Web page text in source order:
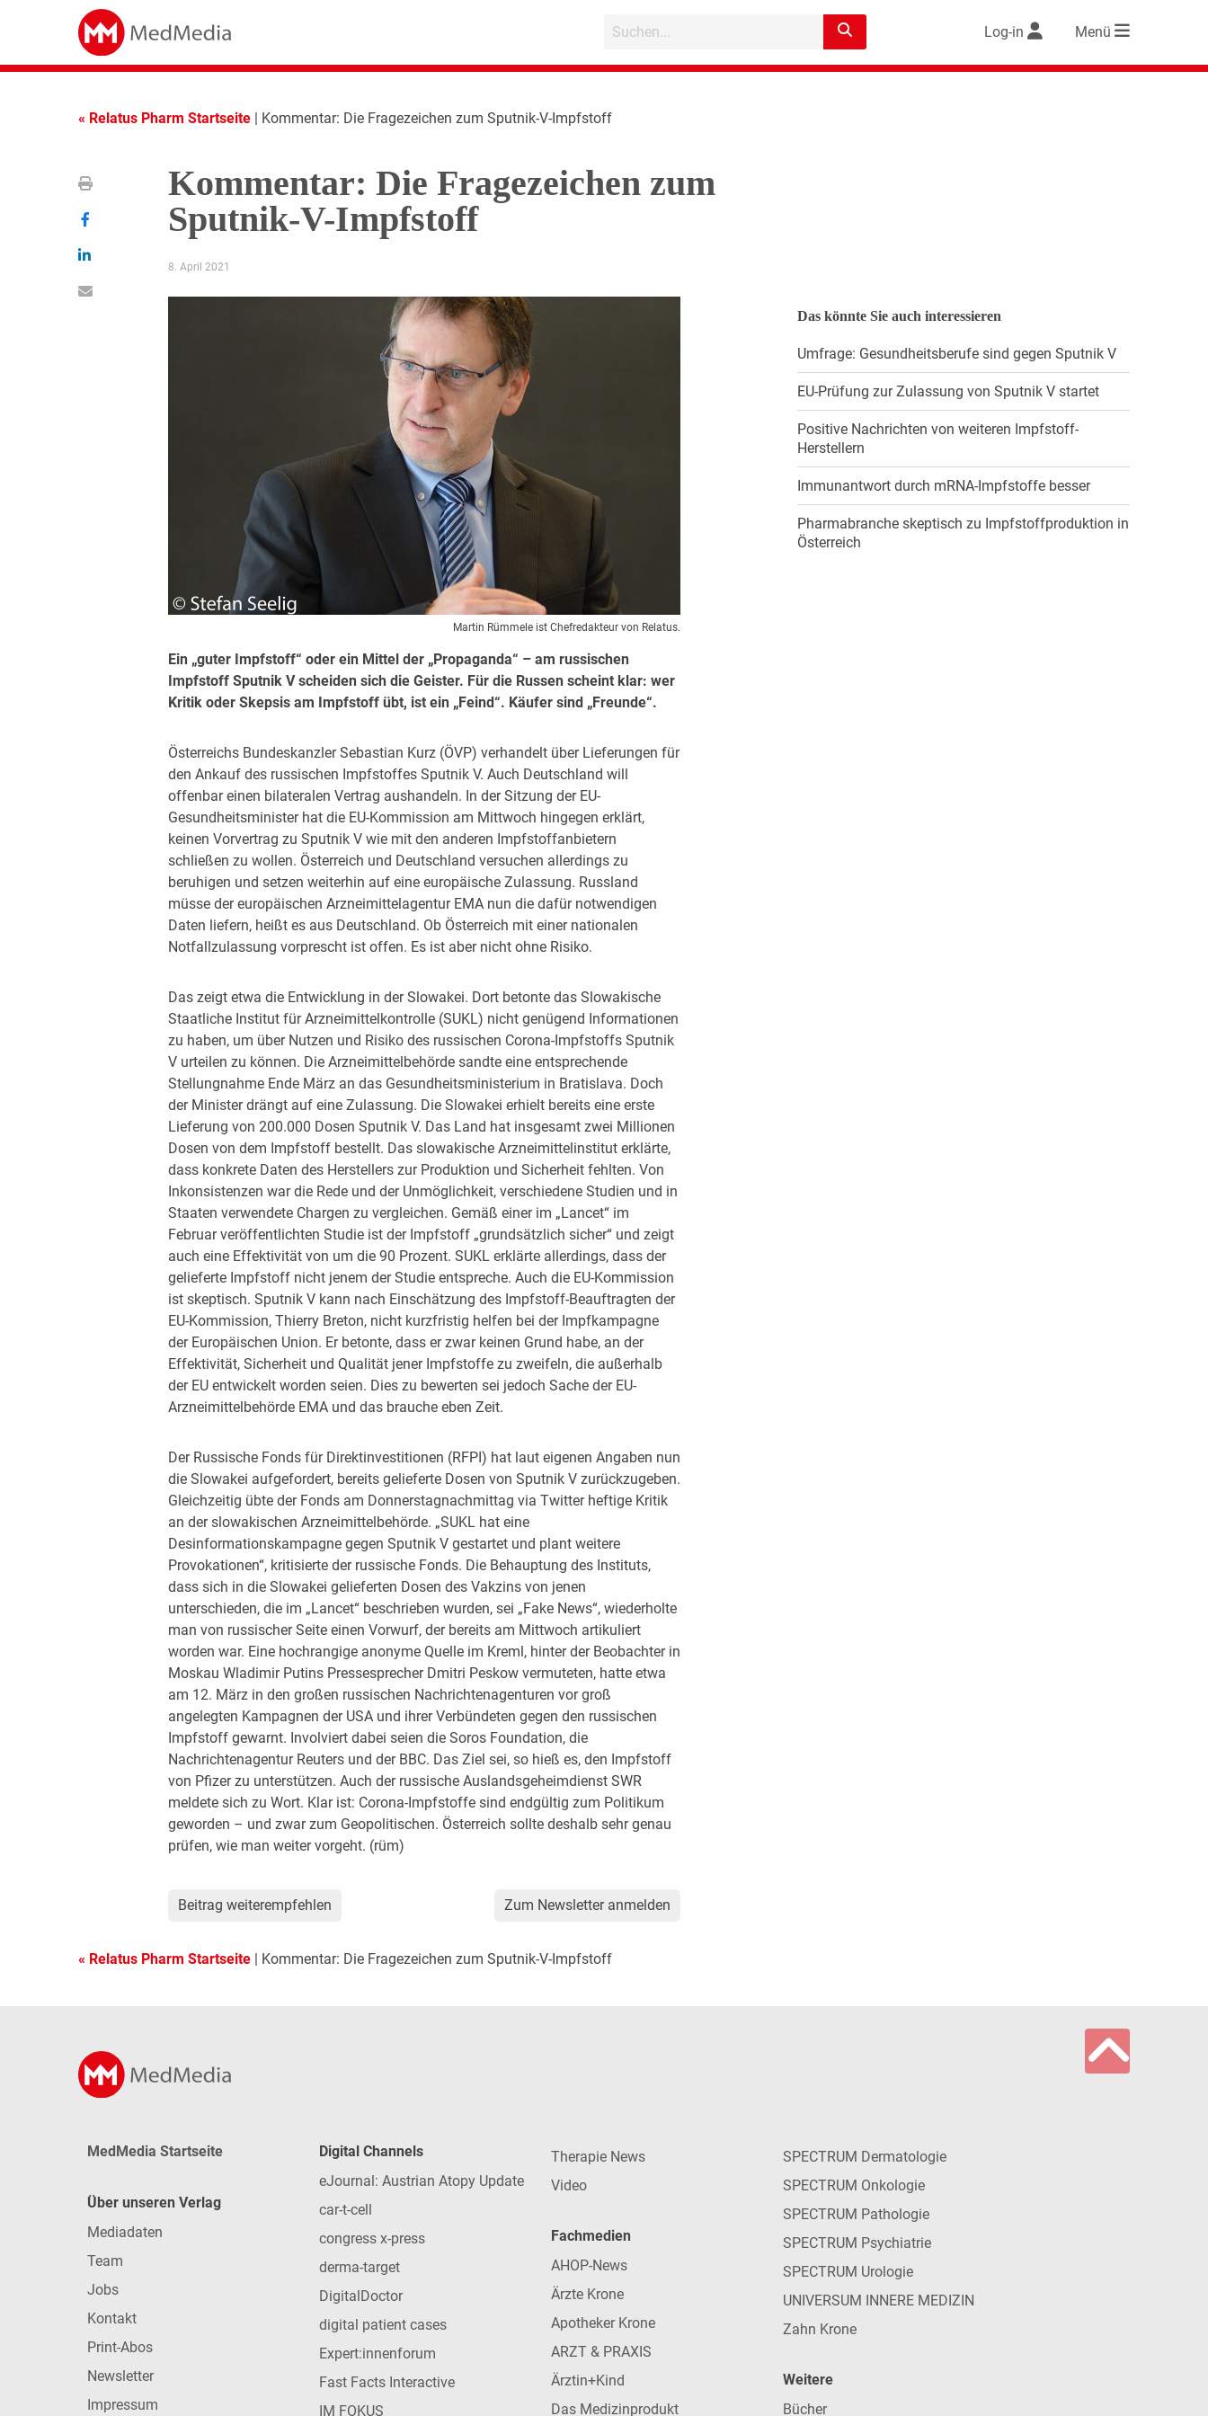
Log-in Menü
« Relatus Pharm Startseite | Kommentar: Die Fragezeichen zum Sputnik-V-Impfstoff
Kommentar: Die Fragezeichen zum
Sputnik-V-Impfstoff
8. April 2021
Martin Rümmele ist Chefredakteur von Relatus.
Ein „guter Impfstoff“ oder ein Mittel der „Propaganda“ – am russischen
Impfstoff Sputnik V scheiden sich die Geister. Für die Russen scheint klar: wer
Kritik oder Skepsis am Impfstoff übt, ist ein „Feind“. Käufer sind „Freunde“.
Österreichs Bundeskanzler Sebastian Kurz (ÖVP) verhandelt über Lieferungen für
den Ankauf des russischen Impfstoffes Sputnik V. Auch Deutschland will
offenbar einen bilateralen Vertrag aushandeln. In der Sitzung der EU-
Gesundheitsminister hat die EU-Kommission am Mittwoch hingegen erklärt,
keinen Vorvertrag zu Sputnik V wie mit den anderen Impfstoffanbietern
schließen zu wollen. Österreich und Deutschland versuchen allerdings zu
beruhigen und setzen weiterhin auf eine europäische Zulassung. Russland
müsse der europäischen Arzneimittelagentur EMA nun die dafür notwendigen
Daten liefern, heißt es aus Deutschland. Ob Österreich mit einer nationalen
Notfallzulassung vorprescht ist offen. Es ist aber nicht ohne Risiko.
Das zeigt etwa die Entwicklung in der Slowakei. Dort betonte das Slowakische
Staatliche Institut für Arzneimittelkontrolle (SUKL) nicht genügend Informationen
zu haben, um über Nutzen und Risiko des russischen Corona-Impfstoffs Sputnik
V urteilen zu können. Die Arzneimittelbehörde sandte eine entsprechende
Stellungnahme Ende März an das Gesundheitsministerium in Bratislava. Doch
der Minister drängt auf eine Zulassung. Die Slowakei erhielt bereits eine erste
Lieferung von 200.000 Dosen Sputnik V. Das Land hat insgesamt zwei Millionen
Dosen von dem Impfstoff bestellt. Das slowakische Arzneimittelinstitut erklärte,
dass konkrete Daten des Herstellers zur Produktion und Sicherheit fehlten. Von
Inkonsistenzen war die Rede und der Unmöglichkeit, verschiedene Studien und in
Staaten verwendete Chargen zu vergleichen. Gemäß einer im „Lancet“ im
Februar veröffentlichten Studie ist der Impfstoff „grundsätzlich sicher“ und zeigt
auch eine Effektivität von um die 90 Prozent. SUKL erklärte allerdings, dass der
gelieferte Impfstoff nicht jenem der Studie entspreche. Auch die EU-Kommission
ist skeptisch. Sputnik V kann nach Einschätzung des Impfstoff-Beauftragten der
EU-Kommission, Thierry Breton, nicht kurzfristig helfen bei der Impfkampagne
der Europäischen Union. Er betonte, dass er zwar keinen Grund habe, an der
Effektivität, Sicherheit und Qualität jener Impfstoffe zu zweifeln, die außerhalb
der EU entwickelt worden seien. Dies zu bewerten sei jedoch Sache der EU-
Arzneimittelbehörde EMA und das brauche eben Zeit.
Der Russische Fonds für Direktinvestitionen (RFPI) hat laut eigenen Angaben nun
die Slowakei aufgefordert, bereits gelieferte Dosen von Sputnik V zurückzugeben.
Gleichzeitig übte der Fonds am Donnerstagnachmittag via Twitter heftige Kritik
an der slowakischen Arzneimittelbehörde. „SUKL hat eine
Desinformationskampagne gegen Sputnik V gestartet und plant weitere
Provokationen“, kritisierte der russische Fonds. Die Behauptung des Instituts,
dass sich in die Slowakei gelieferten Dosen des Vakzins von jenen
unterschieden, die im „Lancet“ beschrieben wurden, sei „Fake News“, wiederholte
man von russischer Seite einen Vorwurf, der bereits am Mittwoch artikuliert
worden war. Eine hochrangige anonyme Quelle im Kreml, hinter der Beobachter in
Moskau Wladimir Putins Pressesprecher Dmitri Peskow vermuteten, hatte etwa
am 12. März in den großen russischen Nachrichtenagenturen vor groß
angelegten Kampagnen der USA und ihrer Verbündeten gegen den russischen
Impfstoff gewarnt. Involviert dabei seien die Soros Foundation, die
Nachrichtenagentur Reuters und der BBC. Das Ziel sei, so hieß es, den Impfstoff
von Pfizer zu unterstützen. Auch der russische Auslandsgeheimdienst SWR
meldete sich zu Wort. Klar ist: Corona-Impfstoffe sind endgültig zum Politikum
geworden – und zwar zum Geopolitischen. Österreich sollte deshalb sehr genau
prüfen, wie man weiter vorgeht. (rüm)
Beitrag weiterempfehlen Zum Newsletter anmelden
Das könnte Sie auch interessieren
Umfrage: Gesundheitsberufe sind gegen Sputnik V
EU-Prüfung zur Zulassung von Sputnik V startet
Positive Nachrichten von weiteren Impfstoff-
Herstellern
Immunantwort durch mRNA-Impfstoffe besser
Pharmabranche skeptisch zu Impfstoffproduktion in
Österreich
« Relatus Pharm Startseite | Kommentar: Die Fragezeichen zum Sputnik-V-Impfstoff
MedMedia Startseite
Über unseren Verlag
Mediadaten
Team
Jobs
Kontakt
Print-Abos
Newsletter
Impressum
Digital Channels
eJournal: Austrian Atopy Update
car-t-cell
congress x-press
derma-target
DigitalDoctor
digital patient cases
Expert:innenforum
Fast Facts Interactive
IM FOKUS
Therapie News
Video
Fachmedien
AHOP-News
Ärzte Krone
Apotheker Krone
ARZT & PRAXIS
Ärztin+Kind
Das Medizinprodukt
SPECTRUM Dermatologie
SPECTRUM Onkologie
SPECTRUM Pathologie
SPECTRUM Psychiatrie
SPECTRUM Urologie
UNIVERSUM INNERE MEDIZIN
Zahn Krone
Weitere
Bücher